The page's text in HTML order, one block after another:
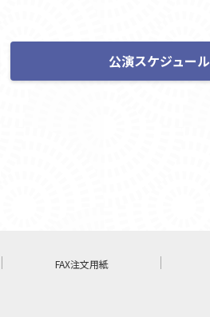
公演スケジュール
FAX注文用紙